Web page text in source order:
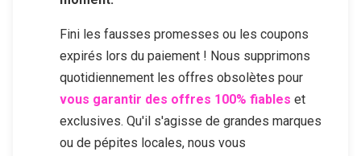
Fini les fausses promesses ou les coupons
expirés lors du paiement ! Nous supprimons
quotidiennement les offres obsolètes pour
vous garantir des offres 100% fiables et
exclusives. Qu'il s'agisse de grandes marques
ou de pépites locales, nous vous